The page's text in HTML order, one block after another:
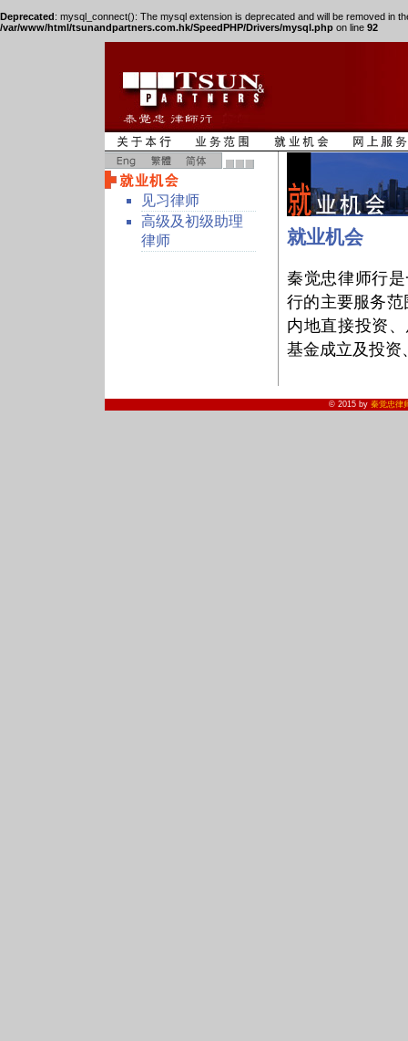
Deprecated: mysql_connect(): The mysql extension is deprecated and will be removed in
/var/www/html/tsunandpartners.com.hk/SpeedPHP/Drivers/mysql.php on line 92
见习律师
高级及初级助理
律师
就业机会
秦觉忠律师行
行的主要服务
内地直接投资
基金成立及投资
© 2015 by 秦觉忠律